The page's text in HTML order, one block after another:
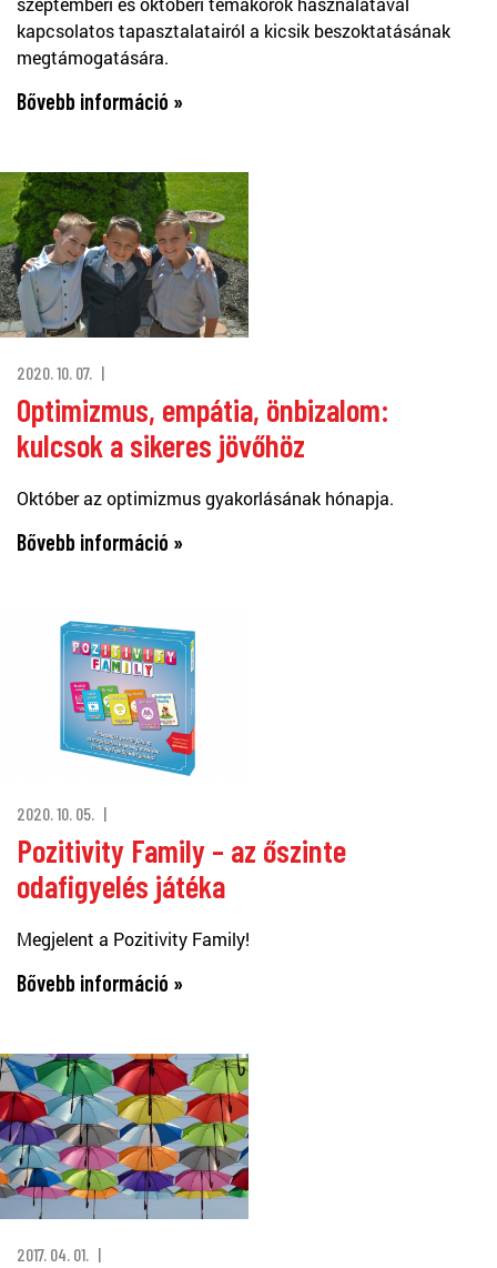
kapcsolatos tapasztalatairól a kicsik beszoktatásának
megtámogatására.
Bővebb információ »
2020. 10. 07.
Optimizmus, empátia, önbizalom:
kulcsok a sikeres jövőhöz
Október az optimizmus gyakorlásának hónapja.
Bővebb információ »
2020. 10. 05.
Pozitivity Family – az őszinte
odafigyelés játéka
Megjelent a Pozitivity Family!
Bővebb információ »
2017. 04. 01.